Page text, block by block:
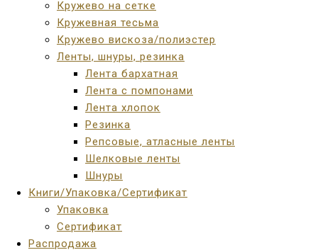
Кружево на сетке
Кружевная тесьма
Кружево вискоза/полиэстер
Ленты, шнуры, резинка
Лента бархатная
Лента с помпонами
Лента хлопок
Резинка
Репсовые, атласные ленты
Шелковые ленты
Шнуры
Книги/Упаковка/Сертификат
Упаковка
Сертификат
Распродажа